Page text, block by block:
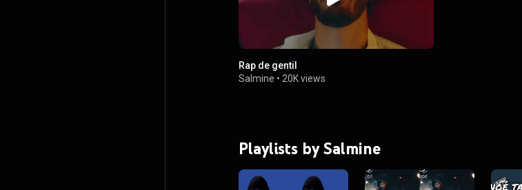
Rap de gentil
Salmine • 20K views
Playlists by Salmine